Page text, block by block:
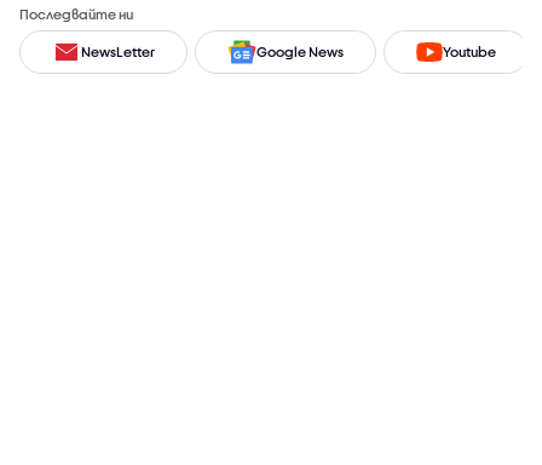
Последвайте ни
NewsLetter Google News Youtube